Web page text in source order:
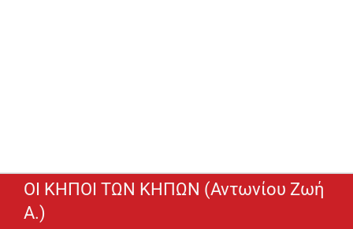
ΟΙ ΚΗΠΟΙ ΤΩΝ ΚΗΠΩΝ (Αντωνίου Ζωή
Α.)